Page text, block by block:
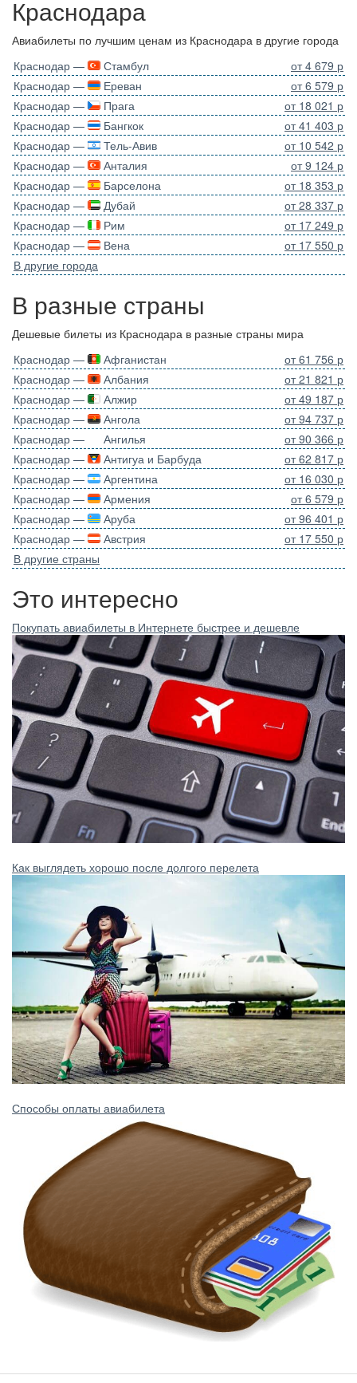
Краснодара
Авиабилеты по лучшим ценам из Краснодара в другие города
Краснодар —
Стамбул
от 4 679 р
Краснодар —
Ереван
от 6 579 р
Краснодар —
Прага
от 18 021 р
Краснодар —
Бангкок
от 41 403 р
Краснодар —
Тель-Авив
от 10 542 р
Краснодар —
Анталия
от 9 124 р
Краснодар —
Барселона
от 18 353 р
Краснодар —
Дубай
от 28 337 р
Краснодар —
Рим
от 17 249 р
Краснодар —
Вена
от 17 550 р
В другие города
В разные страны
Дешевые билеты из Краснодара в разные страны мира
Краснодар —
Афганистан
от 61 756 р
Краснодар —
Албания
от 21 821 р
Краснодар —
Алжир
от 49 187 р
Краснодар —
Ангола
от 94 737 р
Краснодар —
Ангилья
от 90 366 р
Краснодар —
Антигуа и Барбуда
от 62 817 р
Краснодар —
Аргентина
от 16 030 р
Краснодар —
Армения
от 6 579 р
Краснодар —
Аруба
от 96 401 р
Краснодар —
Австрия
от 17 550 р
В другие страны
Это интересно
Покупать авиабилеты в Интернете быстрее и дешевле
Как выглядеть хорошо после долгого перелета
Способы оплаты авиабилета